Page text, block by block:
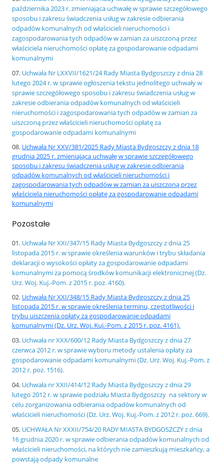
października 2023 r. zmieniająca uchwałę w sprawie szczegółowego
sposobu i zakresu świadczenia usług w zakresie odbierania
odpadów komunalnych od właścicieli nieruchomości i
zagospodarowania tych odpadów w zamian za uiszczoną przez
właściciela nieruchomości opłatę za gospodarowanie odpadami
komunalnymi
Uchwała Nr LXXVII/1621/24 Rady Miasta Bydgoszczy z dnia 28
lutego 2024 r. w sprawie ogłoszenia tekstu jednolitego uchwały w
sprawie szczegółowego sposobu i zakresu świadczenia usług w
zakresie odbierania odpadów komunalnych od właścicieli
nieruchomości i zagospodarowania tych odpadów w zamian za
uiszczoną przez właścicieli nieruchomości opłatę za
gospodarowanie odpadami komunalnymi
Uchwała Nr XXV/381/2025 Rady Miasta Bydgoszczy z dnia 18
grudnia 2025 r. zmieniająca uchwałę w sprawie szczegółowego
sposobu i zakresu świadczenia usług w zakresie odbierania
odpadów komunalnych od właścicieli nieruchomości i
zagospodarowania tych odpadów w zamian za uiszczoną przez
właściciela nieruchomości opłatę za gospodarowanie odpadami
komunalnymi
Pozostałe
Uchwała Nr XXI/347/15 Rady Miasta Bydgoszczy z dnia 25
listopada 2015 r. w sprawie określenia warunków i trybu składania
deklaracji o wysokości opłaty za gospodarowanie odpadami
komunalnymi za pomocą środków komunikacji elektronicznej (Dz.
Urz. Woj. Kuj.-Pom. z 2015 r. poz. 4160).
Uchwała Nr XXI/348/15 Rady Miasta Bydgoszczy z dnia 25
listopada 2015 r. w sprawie określenia terminu, częstotliwości i
trybu uiszczenia opłaty za gospodarowanie odpadami
komunalnymi (Dz. Urz. Woj. Kuj.-Pom. z 2015 r. poz. 4161).
Uchwała nr XXX/600/12 Rady Miasta Bydgoszczy z dnia 27
czerwca 2012 r. w sprawie wyboru metody ustalenia opłaty za
gospodarowanie odpadami komunalnymi (Dz. Urz. Woj. Kuj.-Pom. z
2012 r. poz. 1516).
Uchwała nr XXII/414/12 Rady Miasta Bydgoszczy z dnia 29
lutego 2012 r. w sprawie podziału Miasta Bydgoszczy na sektory w
celu zorganizowania odbierania odpadów komunalnych od
właścicieli nieruchomości (Dz. Urz. Woj. Kuj.-Pom. z 2012 r. poz. 669).
UCHWAŁA Nr XXXII/754/20 RADY MIASTA BYDGOSZCZY z dnia
16 grudnia 2020 r. w sprawie odbierania odpadów komunalnych od
właścicieli nieruchomości, na których nie zamieszkują mieszkańcy, a
powstają odpady komunalne